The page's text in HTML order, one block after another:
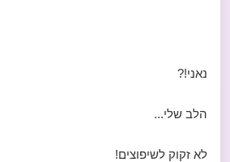
נאני!?
הלב שלי...
לא זקוק לשיפוצים!